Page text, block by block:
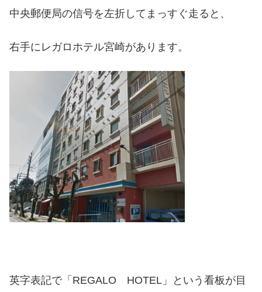
中央郵便局の信号を左折してまっすぐ走ると、
右手にレガロホテル宮崎があります。
英字表記で「REGALO HOTEL」という看板が目